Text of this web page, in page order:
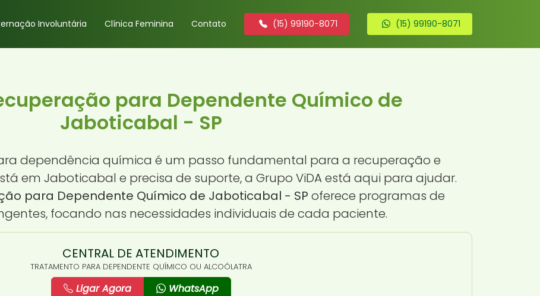
Involuntária Clínica Feminina Contato (15) 99190-8071 (15) 99190-8071
para Dependente Químico de
Jaboticabal - SP
dependência química é um passo fundamental para a recuperação e
em Jaboticabal e precisa de suporte, a Grupo ViDA está aqui para ajudar.
para Dependente Químico de Jaboticabal - SP oferece programas de
focando nas necessidades individuais de cada paciente.
CENTRAL DE ATENDIMENTO
TRATAMENTO PARA DEPENDENTE QUÍMICO OU ALCOÓLATRA
Ligar Agora WhatsApp